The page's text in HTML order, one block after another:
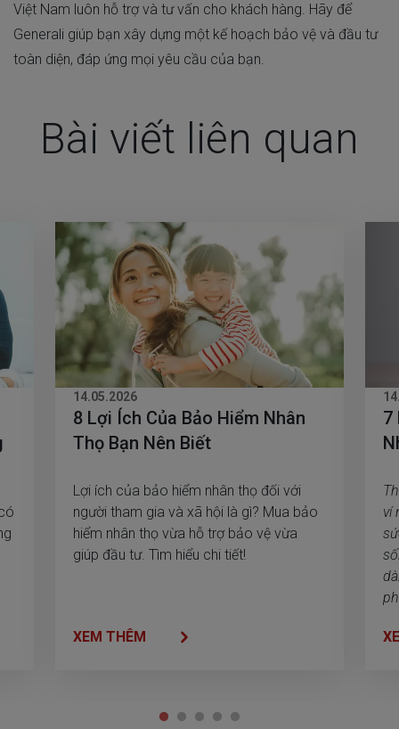
Việt Nam luôn hỗ trợ và tư vấn cho khách hàng. Hãy để
Generali giúp bạn xây dựng một kế hoạch bảo vệ và đầu tư
toàn diện, đáp ứng mọi yêu cầu của bạn.
Bài viết liên quan
14.05.2026
8 Lợi Ích Của Bảo Hiểm Nhân
Thọ Bạn Nên Biết
Lợi ích của bảo hiểm nhân thọ đối với
người tham gia và xã hội là gì? Mua bảo
hiểm nhân thọ vừa hỗ trợ bảo vệ vừa
giúp đầu tư. Tìm hiểu chi tiết!
XEM THÊM
7
ví
lại. Để có thể chọn mua